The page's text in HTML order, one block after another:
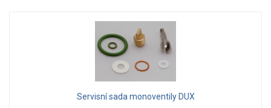
Servisní sada monoventily DUX